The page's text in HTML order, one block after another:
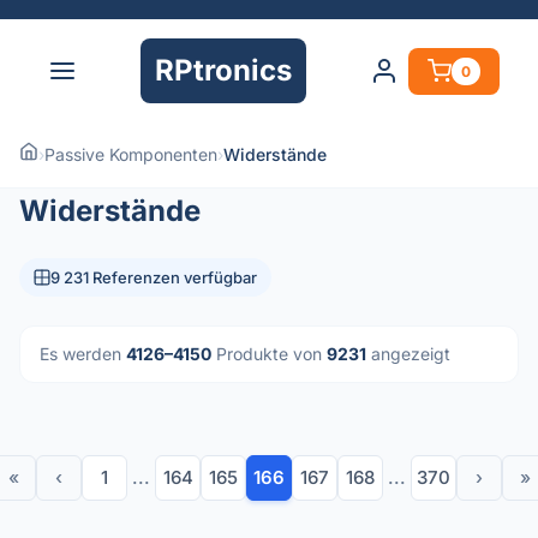
RPtronics 0
›Passive Komponenten›Widerstände
Widerstände
9 231 Referenzen verfügbar
Es werden 4126–4150 Produkte von 9231 angezeigt
« ‹ 1 ... 164 165 166 167 168 ... 370 › »